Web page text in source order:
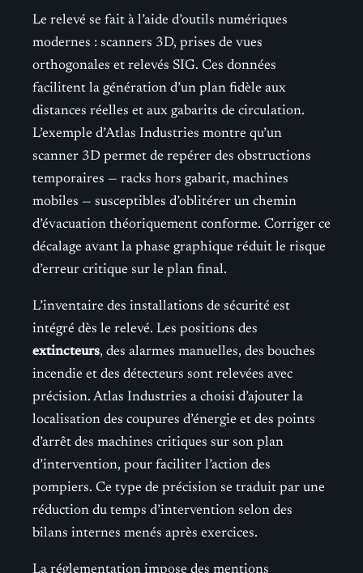
Le relevé se fait à l’aide d’outils numériques
modernes : scanners 3D, prises de vues
orthogonales et relevés SIG. Ces données
facilitent la génération d’un plan fidèle aux
distances réelles et aux gabarits de circulation.
L’exemple d’Atlas Industries montre qu’un
scanner 3D permet de repérer des obstructions
temporaires — racks hors gabarit, machines
mobiles — susceptibles d’oblitérer un chemin
d’évacuation théoriquement conforme. Corriger ce
décalage avant la phase graphique réduit le risque
d’erreur critique sur le plan final.
L’inventaire des installations de sécurité est
intégré dès le relevé. Les positions des
extincteurs, des alarmes manuelles, des bouches
incendie et des détecteurs sont relevées avec
précision. Atlas Industries a choisi d’ajouter la
localisation des coupures d’énergie et des points
d’arrêt des machines critiques sur son plan
d’intervention, pour faciliter l’action des
pompiers. Ce type de précision se traduit par une
réduction du temps d’intervention selon des
bilans internes menés après exercices.
La réglementation impose des mentions